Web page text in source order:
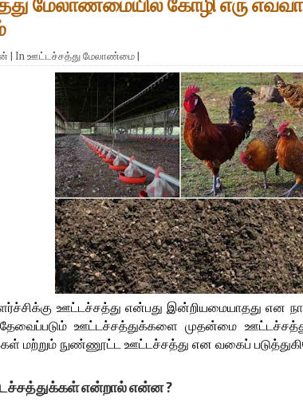
மேலாண்மையில் கோழி எரு
| Inஊட்டச்சத்து மேலாண்மை|
ஊட்டச்சத்து என்பது இன்றியமையாதது என
தேவைப்படும் ஊட்டச்சத்துக்களை முதன்மை
மற்றும் நுண்ணூட்ட ஊட்டச்சத்து என வகைப்
என்றால் என்ன ?